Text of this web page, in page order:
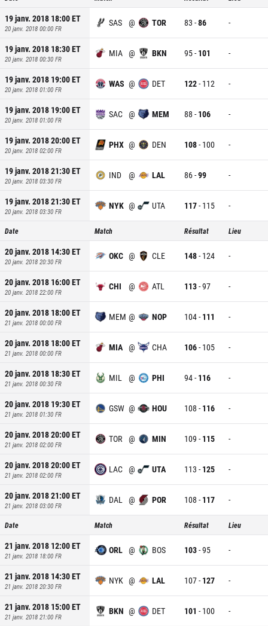
19 janv. 2018 18:00ET
20 janv. 2018 00:00 FR
SAS @ TOR 83 -86 -
19 janv. 2018 18:30ET
20 janv. 2018 00:30 FR
MIA @ BKN 95- 101 -
19 janv. 2018 19:00ET
20 janv. 2018 01:00 FR
WAS @ DET 122- 112 -
19 janv. 2018 19:00ET
20 janv. 2018 01:00 FR
SAC @ MEM 88 - 106 -
19 janv. 2018 20:00ET
20 janv. 2018 02:00 FR
PHX @ DEN 108- 100 -
19 janv. 2018 21:30ET
20 janv. 2018 03:30 FR
IND @ LAL 86-99 -
19 janv. 2018 21:30ET
20 janv. 2018 03:30 FR
NYK @ UTA 117- 115 -
Date Match Résultat Lieu
20 janv. 2018 14:30ET
20 janv. 2018 20:30 FR
OKC @ CLE 148- 124 -
20 janv. 2018 16:00ET
20 janv. 2018 22:00 FR
CHI @ ATL 113-97 -
20 janv. 2018 18:00ET
21 janv. 2018 00:00 FR
MEM @ NOP 104- 111 -
20 janv. 2018 18:00ET
21 janv. 2018 00:00 FR
MIA @ CHA 106- 105 -
20 janv. 2018 18:30ET
21 janv. 2018 00:30 FR
MIL @ PHI 94- 116 -
20 janv. 2018 19:30ET
21 janv. 2018 01:30 FR
GSW @ HOU 108 - 116 -
20 janv. 2018 20:00ET
21 janv. 2018 02:00 FR
TOR @ MIN 109 - 115 -
20 janv. 2018 20:00ET
21 janv. 2018 02:00 FR
LAC @ UTA 113 - 125 -
20 janv. 2018 21:00ET
21 janv. 2018 03:00 FR
DAL @ POR 108 - 117 -
Date Match Résultat Lieu
21 janv. 2018 12:00ET
21 janv. 2018 18:00 FR
ORL @ BOS 103-95 -
21 janv. 2018 14:30ET
21 janv. 2018 20:30 FR
NYK @ LAL 107- 127 -
21 janv. 2018 15:00ET
21 janv. 2018 21:00 FR
BKN @ DET 101 - 100 -